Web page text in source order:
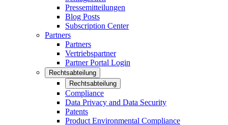
Pressemitteilungen
Blog Posts
Subscription Center
Partners
Partners
Vertriebspartner
Partner Portal Login
Rechtsabteilung
Rechtsabteilung
Compliance
Data Privacy and Data Security
Patents
Product Environmental Compliance